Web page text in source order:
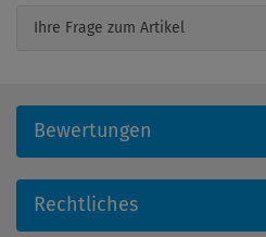
Ihre Frage zum Artikel
Bewertungen
Rechtliches